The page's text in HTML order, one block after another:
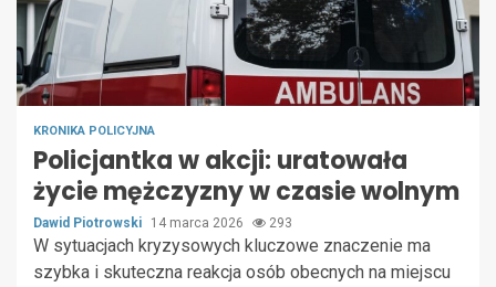
KRONIKA POLICYJNA
Policjantka w akcji: uratowała
życie mężczyzny w czasie wolnym
Dawid Piotrowski 14 marca 2026 293
W sytuacjach kryzysowych kluczowe znaczenie ma
szybka i skuteczna reakcja osób obecnych na miejscu